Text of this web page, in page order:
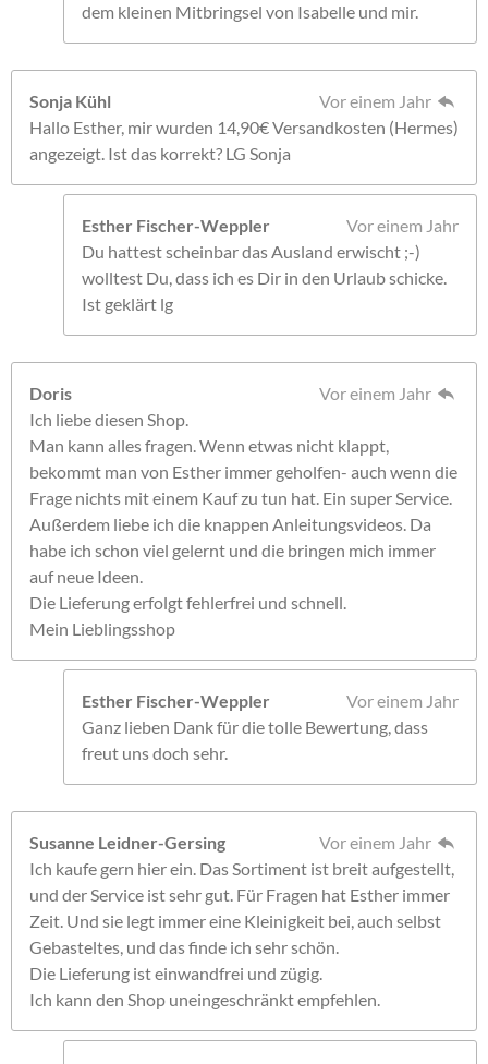
dem kleinen Mitbringsel von Isabelle und mir.
Sonja Kühl
Vor einem Jahr
Hallo Esther, mir wurden 14,90€ Versandkosten (Hermes)
angezeigt. Ist das korrekt? LG Sonja
Esther Fischer-Weppler
Vor einem Jahr
Du hattest scheinbar das Ausland erwischt ;-)
wolltest Du, dass ich es Dir in den Urlaub schicke.
Ist geklärt lg
Doris
Vor einem Jahr
Ich liebe diesen Shop.
Man kann alles fragen. Wenn etwas nicht klappt,
bekommt man von Esther immer geholfen- auch wenn die
Frage nichts mit einem Kauf zu tun hat. Ein super Service.
Außerdem liebe ich die knappen Anleitungsvideos. Da
habe ich schon viel gelernt und die bringen mich immer
auf neue Ideen.
Die Lieferung erfolgt fehlerfrei und schnell.
Mein Lieblingsshop
Esther Fischer-Weppler
Vor einem Jahr
Ganz lieben Dank für die tolle Bewertung, dass
freut uns doch sehr.
Susanne Leidner-Gersing
Vor einem Jahr
Ich kaufe gern hier ein. Das Sortiment ist breit aufgestellt,
und der Service ist sehr gut. Für Fragen hat Esther immer
Zeit. Und sie legt immer eine Kleinigkeit bei, auch selbst
Gebasteltes, und das finde ich sehr schön.
Die Lieferung ist einwandfrei und zügig.
Ich kann den Shop uneingeschränkt empfehlen.